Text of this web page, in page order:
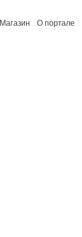
Магазин О портале